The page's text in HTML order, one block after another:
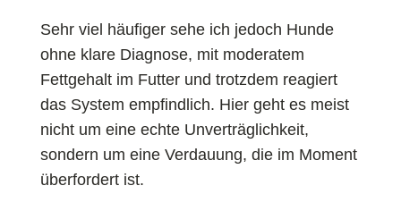
Sehr viel häufiger sehe ich jedoch Hunde
ohne klare Diagnose, mit moderatem
Fettgehalt im Futter und trotzdem reagiert
das System empfindlich. Hier geht es meist
nicht um eine echte Unverträglichkeit,
sondern um eine Verdauung, die im Moment
überfordert ist.